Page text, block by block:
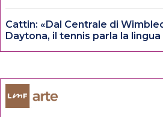
Cattin: «Dal Centrale di
Daytona, il tennis parla la